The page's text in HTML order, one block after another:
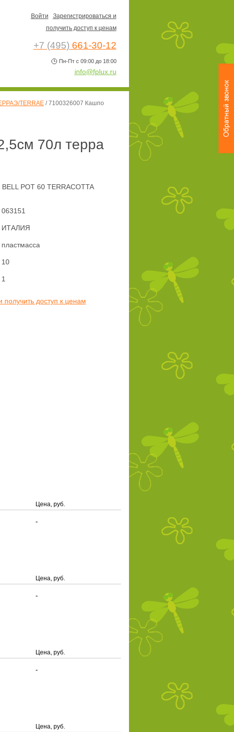
TERRAE/7100326007 Кашпо
70л терра
POT 60 TERRACOTTA
063151
ИТАЛИЯ
пластмасса
10
1
получить доступ к ценам
Цена, руб.
-
Цена, руб.
-
Цена, руб.
-
Цена, руб.
Войти
Зарегистрироваться и
получить доступ к ценам
+7 (495) 661-30-12
Пн-Пт с 09:00 до 18:00
info@fplux.ru